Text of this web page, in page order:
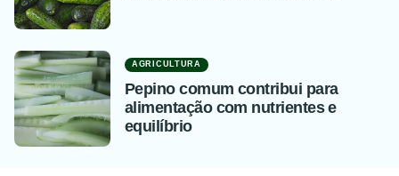
AGRICULTURA
Pepino comum contribui para
alimentação com nutrientes e
equilíbrio